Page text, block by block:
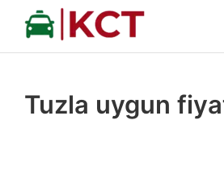
İçeriğe
Tuzla uygun